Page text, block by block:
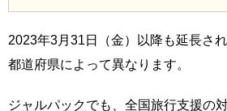
2023年3月31日（金）以降も延長さ
都道府県によって異なります。
ジャルパックでも、全国旅行支援の